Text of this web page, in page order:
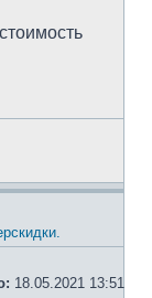
18.05.2021 13:51